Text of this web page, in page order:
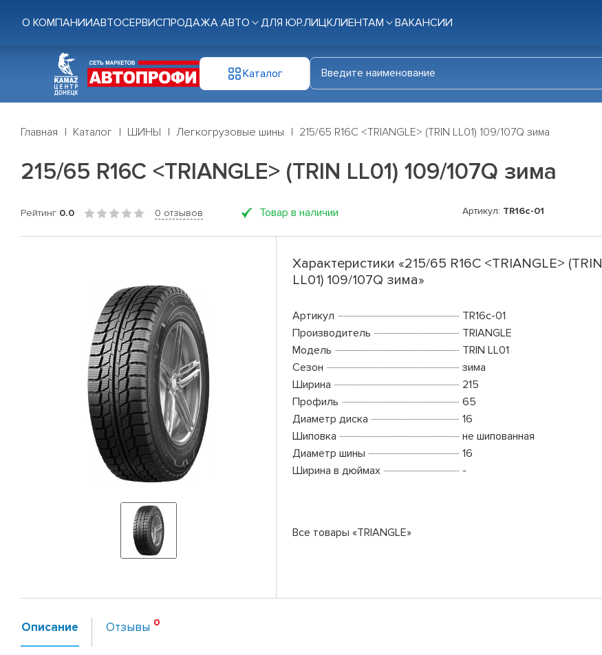
О КОМПАНИИАВТОСЕРВИСПРОДАЖА АВТО ДЛЯ ЮР.ЛИЦКЛИЕНТАМ ВАКАНСИИ
Каталог
Главная Каталог ШИНЫ Легкогрузовые шины 215/65 R16C <TRIANGLE> (TRIN LL01) 109/107Q зима
215/65 R16C <TRIANGLE> (TRIN LL01) 109/107Q зима
Рейтинг 0.0 0 отзывов Товар в наличии Артикул: TR16c-01
Характеристики «215/65 R16C <TRIANGLE> (TRIN
LL01) 109/107Q зима»
Артикул
TR16c-01
Производитель
TRIANGLE
Модель
TRIN LL01
Сезон
зима
Ширина
215
Профиль
65
Диаметр диска
16
Шиповка
не шипованная
Диаметр шины
16
Ширина в дюймах
-
Все товары «TRIANGLE»
Описание Отзывы